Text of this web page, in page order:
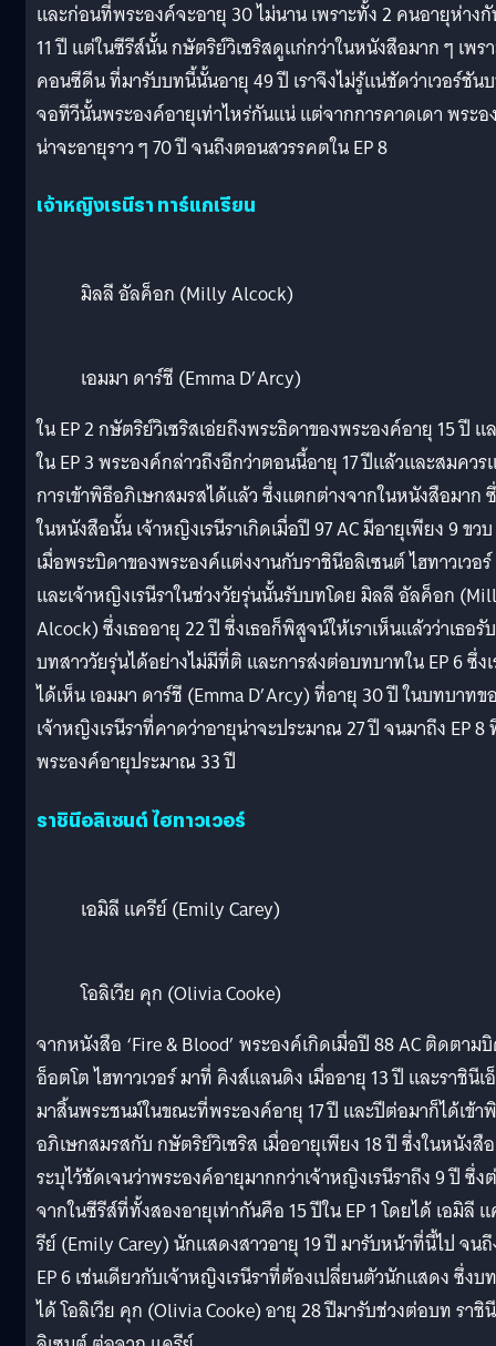
และก่อนที่พระองค์จะอายุ 30 ไม่นาน เพราะทั้ง 2 คนอายุห่าง
11 ปี แต่ในซีรีส์นั้น กษัตริย์วิเซริสดูแก่กว่าในหนังสือมาก ๆ เพร
คอนซีดีน ที่มารับบทนี้นั้นอายุ 49 ปี เราจึงไม่รู้แน่ชัดว่าเวอร์ชัน
จอทีวีนั้นพระองค์อายุเท่าไหร่กันแน่ แต่จากการคาดเดา พระอ
น่าจะอายุราว ๆ 70 ปี จนถึงตอนสวรรคตใน EP 8
เจ้าหญิงเรนีรา ทาร์แกเรียน
มิลลี อัลค็อก (Milly Alcock)
เอมมา ดาร์ชี (Emma D’Arcy)
ใน EP 2 กษัตริย์วิเซริสเอ่ยถึงพระธิดาของพระองค์อายุ 15 ปี แ
ใน EP 3 พระองค์กล่าวถึงอีกว่าตอนนี้อายุ 17 ปีแล้วและสมควร
การเข้าพิธีอภิเษกสมรสได้แล้ว ซึ่งแตกต่างจากในหนังสือมาก
ในหนังสือนั้น เจ้าหญิงเรนีราเกิดเมื่อปี 97 AC มีอายุเพียง 9 ขวบ
เมื่อพระบิดาของพระองค์แต่งงานกับราชินีอลิเซนต์ ไฮทาวเวอร์
และเจ้าหญิงเรนีราในช่วงวัยรุ่นนั้นรับบทโดย มิลลี อัลค็อก
Alcock) ซึ่งเธออายุ 22 ปี ซึ่งเธอก็พิสูจน์ให้เราเห็นแล้วว่าเธอรับ
บทสาววัยรุ่นได้อย่างไม่มีที่ติ และการส่งต่อบทบาทใน EP 6 ซึ่ง
ได้เห็น เอมมา ดาร์ชี (Emma D’Arcy) ที่อายุ 30 ปี ในบทบาทข
เจ้าหญิงเรนีราที่คาดว่าอายุน่าจะประมาณ 27 ปี จนมาถึง EP 8
พระองค์อายุประมาณ 33 ปี
ราชินีอลิเซนต์ ไฮทาวเวอร์
เอมิลี แครีย์ (Emily Carey)
โอลิเวีย คุก (Olivia Cooke)
จากหนังสือ ‘Fire & Blood’ พระองค์เกิดเมื่อปี 88 AC ติดตาม
อ็อตโต ไฮทาวเวอร์ มาที่ คิงส์แลนดิง เมื่ออายุ 13 ปี และราชินีเ
มาสิ้นพระชนม์ในขณะที่พระองค์อายุ 17 ปี และปีต่อมาก็ได้เข้า
อภิเษกสมรสกับ กษัตริย์วิเซริส เมื่ออายุเพียง 18 ปี ซึ่งในหนังสือ
ระบุไว้ชัดเจนว่าพระองค์อายุมากกว่าเจ้าหญิงเรนีราถึง 9 ปี ซึ่ง
จากในซีรีส์ที่ทั้งสองอายุเท่ากันคือ 15 ปีใน EP 1 โดยได้ เอมิลี
รีย์ (Emily Carey) นักแสดงสาวอายุ 19 ปี มารับหน้าที่นี้ไป จน
EP 6 เช่นเดียวกับเจ้าหญิงเรนีราที่ต้องเปลี่ยนตัวนักแสดง ซึ่งบ
ได้ โอลิเวีย คุก (Olivia Cooke) อายุ 28 ปีมารับช่วงต่อบท ราชิ